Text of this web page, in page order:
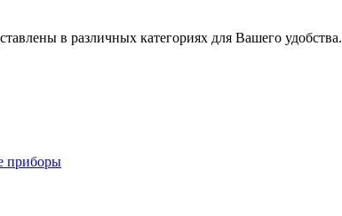
в различных категориях для Вашего удобства.
приборы